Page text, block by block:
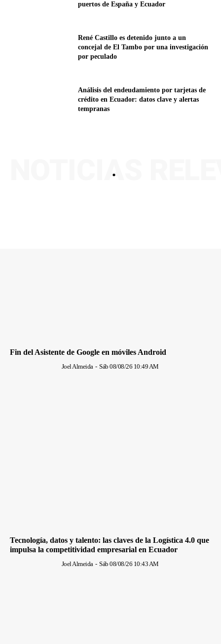
puertos de España y Ecuador
René Castillo es detenido junto a un
concejal de El Tambo por una investigación
por peculado
Análisis del endeudamiento por tarjetas de
crédito en Ecuador: datos clave y alertas
tempranas
.
NOTICIAS
Fin del Asistente de Google en móviles Android
Joel Almeida - Sáb 08/08/26 10:49 AM
Tecnología, datos y talento: las claves de la Logística 4.0 que
impulsa la competitividad empresarial en Ecuador
Joel Almeida - Sáb 08/08/26 10:43 AM